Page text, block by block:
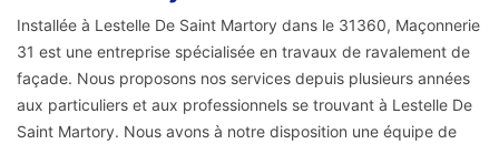
Installée à Lestelle De Saint Martory dans le 31360, Maçonnerie
31 est une entreprise spécialisée en travaux de ravalement de
façade. Nous proposons nos services depuis plusieurs années
aux particuliers et aux professionnels se trouvant à Lestelle De
Saint Martory. Nous avons à notre disposition une équipe de